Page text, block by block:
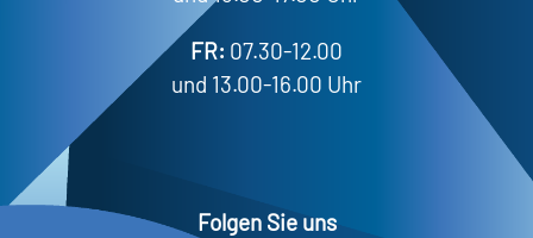
FR: 07.30-12.00
und 13.00-16.00 Uhr
Folgen Sie uns